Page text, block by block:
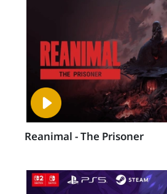
Reanimal - The Prisoner